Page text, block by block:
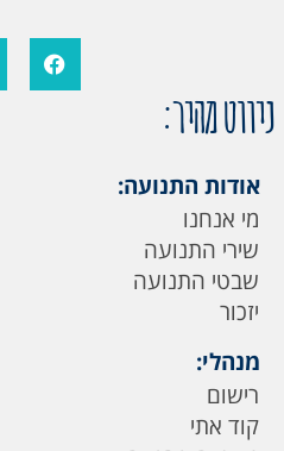
ניווט מהיר:
אודות התנועה:
מי אנחנו
שירי התנועה
שבטי התנועה
יזכור
מנהלי:
רישום
קוד אתי